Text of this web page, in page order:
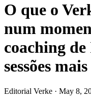
O que o
num
coaching
sessões
Editorial Verke · May 8,